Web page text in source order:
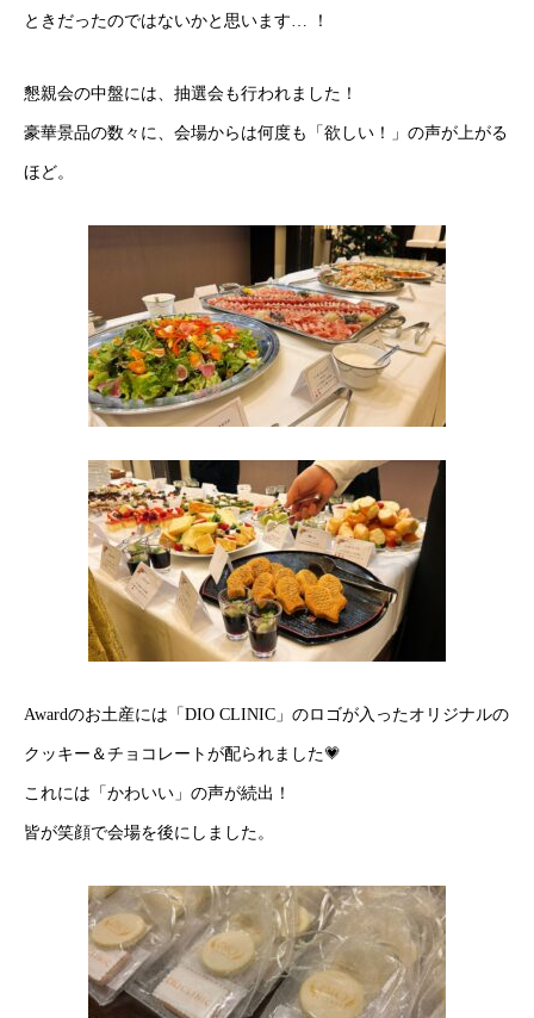
Recruit 採用情報
Blog
Job Category Interview Recruirt Environment
ときだったのではないかと思います… ！
懇親会の中盤には、抽選会も行われました！
豪華景品の数々に、会場からは何度も「欲しい！」の声が上がる
ほど。
Awardのお土産には「DIO CLINIC」のロゴが入ったオリジナルの
クッキー＆チョコレートが配られました💗
これには「かわいい」の声が続出！
皆が笑顔で会場を後にしました。